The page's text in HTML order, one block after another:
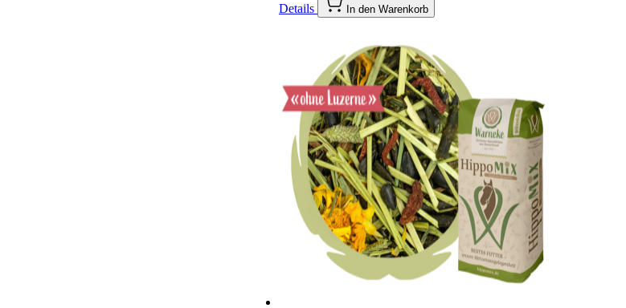
Details In den Warenkorb